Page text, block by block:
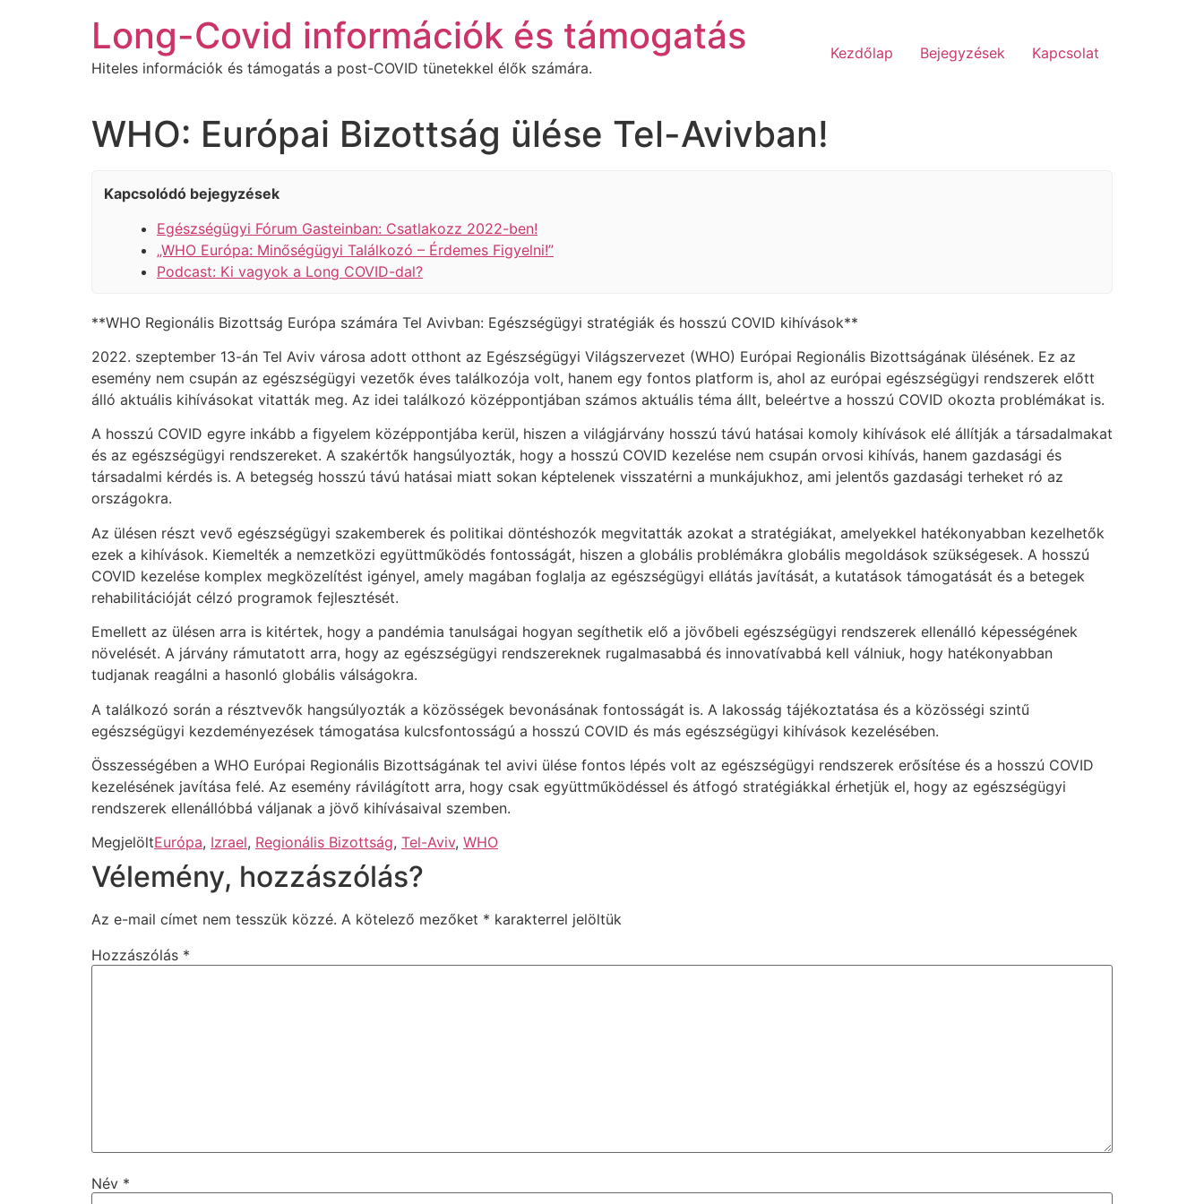
Long-Covid információk és támogatás
Hiteles információk és támogatás a post-COVID tünetekkel élők számára.
Kezdőlap Bejegyzések Kapcsolat
WHO: Európai Bizottság ülése Tel-Avivban!
Kapcsolódó bejegyzések
Egészségügyi Fórum Gasteinban: Csatlakozz 2022-ben!
„WHO Európa: Minőségügyi Találkozó – Érdemes Figyelni!”
Podcast: Ki vagyok a Long COVID-dal?
**WHO Regionális Bizottság Európa számára Tel Avivban: Egészségügyi stratégiák és hosszú COVID kihívások**
2022. szeptember 13-án Tel Aviv városa adott otthont az Egészségügyi Világszervezet (WHO) Európai Regionális Bizottságának ülésének. Ez az
esemény nem csupán az egészségügyi vezetők éves találkozója volt, hanem egy fontos platform is, ahol az európai egészségügyi rendszerek előtt
álló aktuális kihívásokat vitatták meg. Az idei találkozó középpontjában számos aktuális téma állt, beleértve a hosszú COVID okozta problémákat is.
A hosszú COVID egyre inkább a figyelem középpontjába kerül, hiszen a világjárvány hosszú távú hatásai komoly kihívások elé állítják a társadalmakat
és az egészségügyi rendszereket. A szakértők hangsúlyozták, hogy a hosszú COVID kezelése nem csupán orvosi kihívás, hanem gazdasági és
társadalmi kérdés is. A betegség hosszú távú hatásai miatt sokan képtelenek visszatérni a munkájukhoz, ami jelentős gazdasági terheket ró az
országokra.
Az ülésen részt vevő egészségügyi szakemberek és politikai döntéshozók megvitatták azokat a stratégiákat, amelyekkel hatékonyabban kezelhetők
ezek a kihívások. Kiemelték a nemzetközi együttműködés fontosságát, hiszen a globális problémákra globális megoldások szükségesek. A hosszú
COVID kezelése komplex megközelítést igényel, amely magában foglalja az egészségügyi ellátás javítását, a kutatások támogatását és a betegek
rehabilitációját célzó programok fejlesztését.
Emellett az ülésen arra is kitértek, hogy a pandémia tanulságai hogyan segíthetik elő a jövőbeli egészségügyi rendszerek ellenálló képességének
növelését. A járvány rámutatott arra, hogy az egészségügyi rendszereknek rugalmasabbá és innovatívabbá kell válniuk, hogy hatékonyabban
tudjanak reagálni a hasonló globális válságokra.
A találkozó során a résztvevők hangsúlyozták a közösségek bevonásának fontosságát is. A lakosság tájékoztatása és a közösségi szintű
egészségügyi kezdeményezések támogatása kulcsfontosságú a hosszú COVID és más egészségügyi kihívások kezelésében.
Összességében a WHO Európai Regionális Bizottságának tel avivi ülése fontos lépés volt az egészségügyi rendszerek erősítése és a hosszú COVID
kezelésének javítása felé. Az esemény rávilágított arra, hogy csak együttműködéssel és átfogó stratégiákkal érhetjük el, hogy az egészségügyi
rendszerek ellenállóbbá váljanak a jövő kihívásaival szemben.
MegjelöltEurópa, Izrael, Regionális Bizottság, Tel-Aviv, WHO
Vélemény, hozzászólás?
Az e-mail címet nem tesszük közzé. A kötelező mezőket * karakterrel jelöltük
Hozzászólás *
Név *